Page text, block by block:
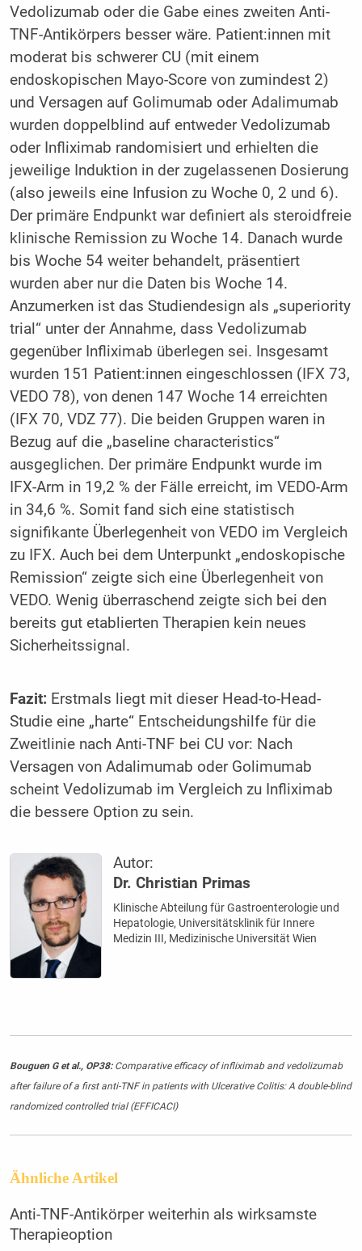
Vedolizumab oder die Gabe eines zweiten Anti-
TNF-Antikörpers besser wäre. Patient:innen mit
moderat bis schwerer CU (mit einem
endoskopischen Mayo-Score von zumindest 2)
und Versagen auf Golimumab oder Adalimumab
wurden doppelblind auf entweder Vedolizumab
oder Infliximab randomisiert und erhielten die
jeweilige Induktion in der zugelassenen Dosierung
(also jeweils eine Infusion zu Woche 0, 2 und 6).
Der primäre Endpunkt war definiert als steroidfreie
klinische Remission zu Woche 14. Danach wurde
bis Woche 54 weiter behandelt, präsentiert
wurden aber nur die Daten bis Woche 14.
Anzumerken ist das Studiendesign als „superiority
trial“ unter der Annahme, dass Vedolizumab
gegenüber Infliximab überlegen sei. Insgesamt
wurden 151 Patient:innen eingeschlossen (IFX 73,
VEDO 78), von denen 147 Woche 14 erreichten
(IFX 70, VDZ 77). Die beiden Gruppen waren in
Bezug auf die „baseline characteristics“
ausgeglichen. Der primäre Endpunkt wurde im
IFX-Arm in 19,2 % der Fälle erreicht, im VEDO-Arm
in 34,6 %. Somit fand sich eine statistisch
signifikante Überlegenheit von VEDO im Vergleich
zu IFX. Auch bei dem Unterpunkt „endoskopische
Remission“ zeigte sich eine Überlegenheit von
VEDO. Wenig überraschend zeigte sich bei den
bereits gut etablierten Therapien kein neues
Sicherheitssignal.
Fazit:Erstmals liegt mit dieser Head-to-Head-
Studie eine „harte“ Entscheidungshilfe für die
Zweitlinie nach Anti-TNF bei CU vor: Nach
Versagen von Adalimumab oder Golimumab
scheint Vedolizumab im Vergleich zu Infliximab
die bessere Option zu sein.
Autor:
Dr. Christian Primas
Klinische Abteilung für Gastroenterologie und
Hepatologie, Universitätsklinik für Innere
Medizin III, Medizinische Universität Wien
Bouguen G et al., OP38:Comparative efficacy of infliximab and vedolizumab
after failure of a first anti-TNF in patients with Ulcerative Colitis: A double-blind
randomized controlled trial (EFFICACI)
Ähnliche Artikel
Anti-TNF-Antikörper weiterhin als wirksamste
Therapieoption